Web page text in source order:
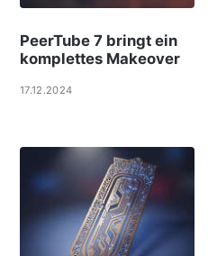
PeerTube 7 bringt ein
komplettes Makeover
17.12.2024